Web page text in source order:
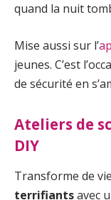
quand la nuit
Mise aussi sur l’
jeunes. C’est
de sécurité en
Ateliers de
DIY
Transforme de
terrifiantsavec